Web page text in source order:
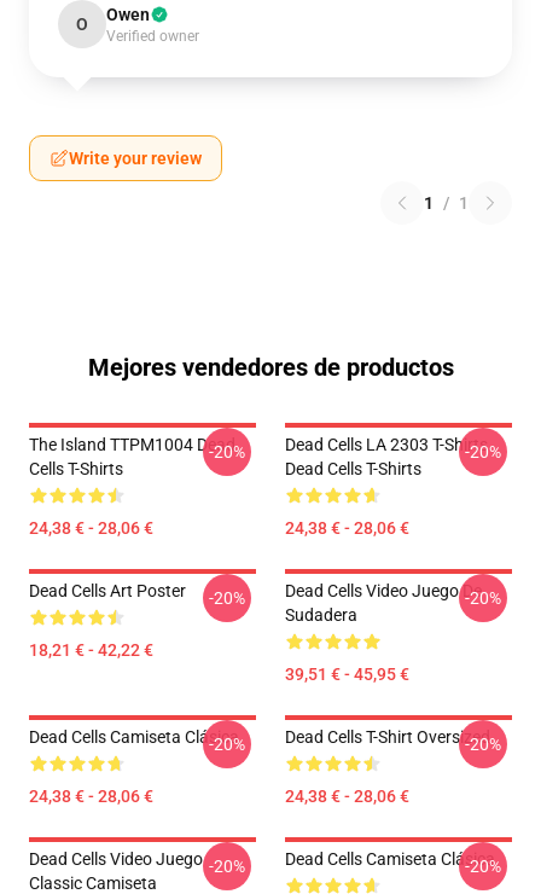
O Owen
Verified owner
Write your review
1 / 1
Mejores vendedores de productos
The Island TTPM1004 Dead
Cells T-Shirts
24,38 € - 28,06 €
-20%
Dead Cells LA 2303 T-Shirts
Dead Cells T-Shirts
24,38 € - 28,06 €
-20%
Dead Cells Art Poster
18,21 € - 42,22 €
-20%
Dead Cells Video Juego De
Sudadera
39,51 € - 45,95 €
-20%
Dead Cells Camiseta Clásica
24,38 € - 28,06 €
-20% Dead Cells T-Shirt Oversized
24,38 € - 28,06 €
-20%
Dead Cells Video Juego
Classic Camiseta
-20% Dead Cells Camiseta Clásica
-20%